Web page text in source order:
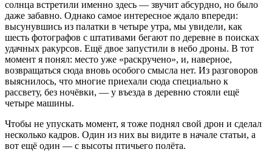
солнца встретили именно здесь — звучит абсурдно, но было
даже забавно. Однако самое интересное ждало впереди:
высунувшись из палатки в четыре утра, мы увидели, как
шесть фотографов с штативами бегают по деревне в поисках
удачных ракурсов. Ещё двое запустили в небо дроны. В тот
момент я понял: место уже «раскручено», и, наверное,
возвращаться сюда вновь особого смысла нет. Из разговоров
выяснилось, что многие приехали сюда специально к
рассвету, без ночёвки, — у въезда в деревню стояли ещё
четыре машины.
Чтобы не упускать момент, я тоже поднял свой дрон и сделал
несколько кадров. Один из них вы видите в начале статьи, а
вот ещё один — с высоты птичьего полёта.